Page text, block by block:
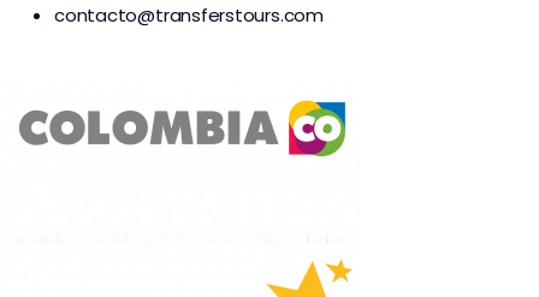
contacto@transferstours.com